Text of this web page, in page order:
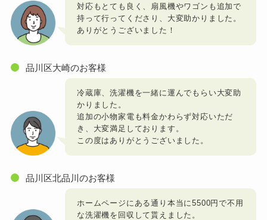
対応もとても良く、扇風機やワゴンも追加で
持って行ってくださり、大変助かりました。
ありがとうございました！
品川区大崎のお客様
冷蔵庫、洗濯機を一緒に運んでもらい大変助
かりました。
追加の小物家電も料金かわらず対応いただ
き、大変満足しております。
この度はありがとうございました。
品川区北品川のお客様
ホームページにある通り本当に5500円で不用
な洗濯機を回収して貰えました。